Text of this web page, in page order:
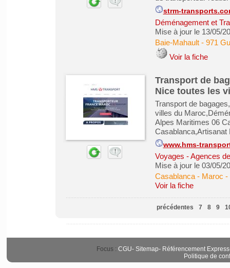
strm-
Déménagement et
Mise à jour le 13/05/
Baie-Mahault- 971
Voir la fiche
Transport de
Nice toutes les
Transport de
villes du
Alpes Maritimes 06
Casablanca,Artisanat
www.hms-
Voyages - Agences
Mise à jour le 03/05/
Casablanca - Maroc -
Voir la fiche
précédentes 7 8 9
Focus : CGU- Sitemap- Référencement Express
Politique de